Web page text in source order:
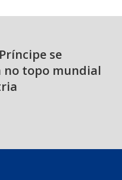
se
no topo mundial